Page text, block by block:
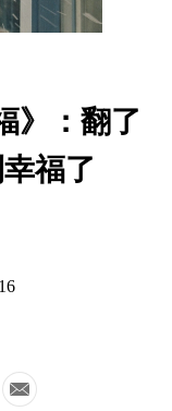
》：翻了
福了